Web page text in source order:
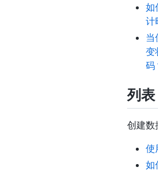
如
计
当
变
码
列表
创建数
使
如